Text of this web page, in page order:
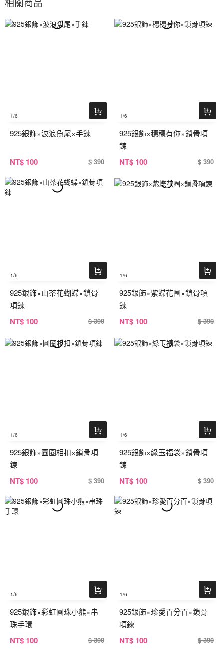
1/6
925銀飾×波浪魚尾×手鍊
NT$ 100 $ 390
1/6
925銀飾×穗穗有你×鎖骨項
鍊
NT$ 100 $ 390
1/6
925銀飾×山茶花蝴蝶×鎖骨
項鍊
NT$ 100 $ 390
1/6
925銀飾×紫蝶花圈×鎖骨項
鍊
NT$ 100 $ 390
1/6
925銀飾×圓圈相扣×鎖骨項
鍊
NT$ 100 $ 390
1/6
925銀飾×綠玉福袋×鎖骨項
鍊
NT$ 100 $ 390
1/6
925銀飾×彩虹圓珠小熊×串
珠手環
NT$ 100 $ 390
1/6
925銀飾×珍愛百分百×鎖骨
項鍊
NT$ 100 $ 390